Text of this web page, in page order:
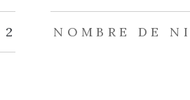
2 NOMBRE DE